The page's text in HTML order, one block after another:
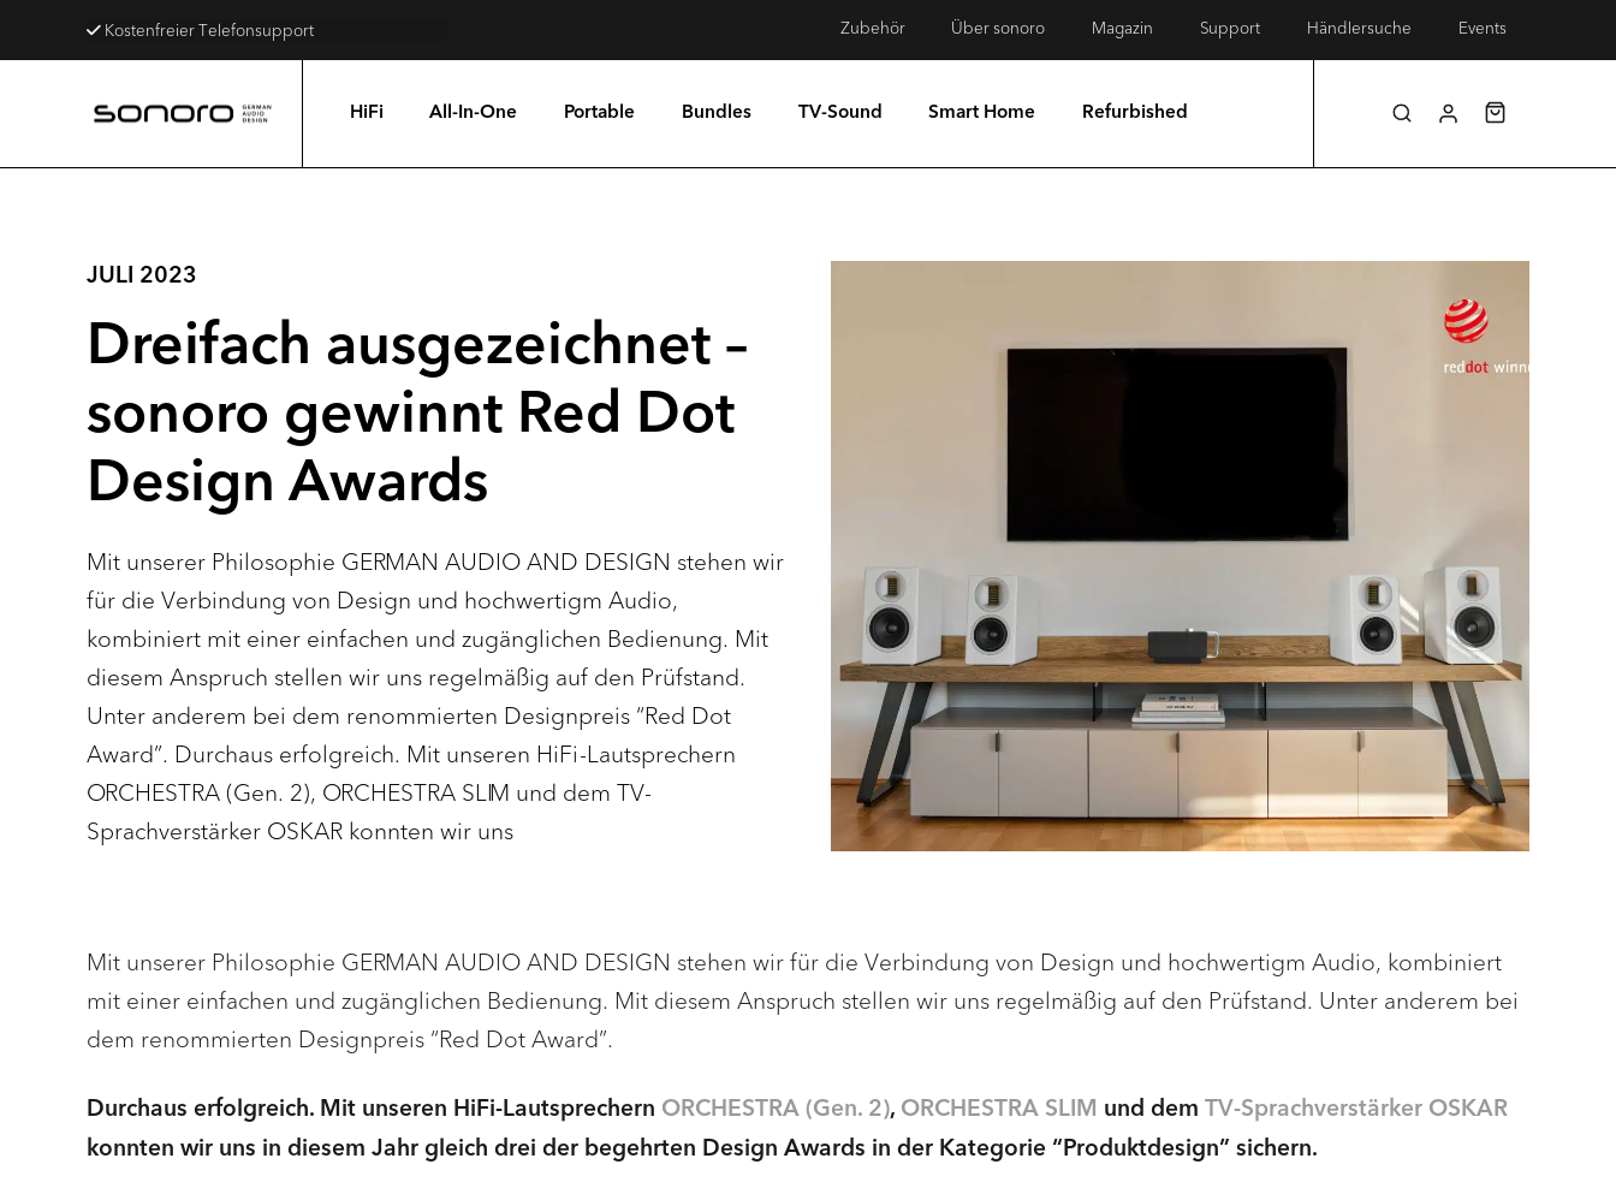
Kostenfreier Telefonsupport Zubehör Über sonoro Magazin Support Händlersuche Events
HiFi All-In-One Portable Bundles TV-Sound Smart Home Refurbished
JULI 2023
Dreifach ausgezeichnet –
sonoro gewinnt Red Dot
Design Awards
Mit unserer Philosophie GERMAN AUDIO AND DESIGN stehen wir
für die Verbindung von Design und hochwertigm Audio,
kombiniert mit einer einfachen und zugänglichen Bedienung. Mit
diesem Anspruch stellen wir uns regelmäßig auf den Prüfstand.
Unter anderem bei dem renommierten Designpreis “Red Dot
Award”. Durchaus erfolgreich. Mit unseren HiFi-Lautsprechern
ORCHESTRA (Gen. 2), ORCHESTRA SLIM und dem TV-
Sprachverstärker OSKAR konnten wir uns
Mit unserer Philosophie GERMAN AUDIO AND DESIGN stehen wir für die Verbindung von Design und hochwertigm Audio, kombiniert
mit einer einfachen und zugänglichen Bedienung. Mit diesem Anspruch stellen wir uns regelmäßig auf den Prüfstand. Unter anderem bei
dem renommierten Designpreis “Red Dot Award”.
Durchaus erfolgreich. Mit unseren HiFi-Lautsprechern ORCHESTRA (Gen. 2), ORCHESTRA SLIM und dem TV-Sprachverstärker OSKAR
konnten wir uns in diesem Jahr gleich drei der begehrten Design Awards in der Kategorie “Produktdesign” sichern.